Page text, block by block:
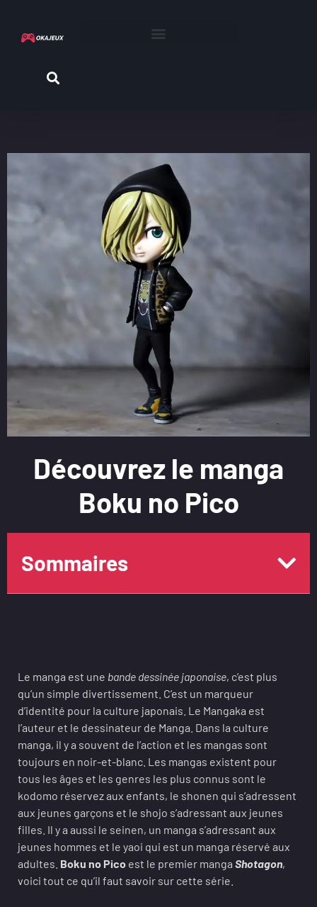
Découvrez le manga
Boku no Pico
Sommaires
Le manga est une bande dessinée japonaise, c’est plus
qu’un simple divertissement. C’est un marqueur
d’identité pour la culture japonais. Le Mangaka est
l’auteur et le dessinateur de Manga. Dans la culture
manga, il y a souvent de l’action et les mangas sont
toujours en noir-et-blanc. Les mangas existent pour
tous les âges et les genres les plus connus sont le
kodomo réservez aux enfants, le shonen qui s’adressent
aux jeunes garçons et le shojo s’adressant aux jeunes
filles. Il y a aussi le seinen, un manga s’adressant aux
jeunes hommes et le yaoi qui est un manga réservé aux
adultes. Boku no Pico est le premier manga Shotagon,
voici tout ce qu’il faut savoir sur cette série.